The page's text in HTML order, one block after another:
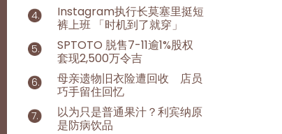
Instagram执行长莫塞里挺短
裤上班 「时机到了就穿」
SPTOTO 脱售7-11逾1%股权
套现2,500万令吉
母亲遗物旧衣险遭回收 店员
巧手留住回忆
以为只是普通果汁？利宾纳原
是防病饮品